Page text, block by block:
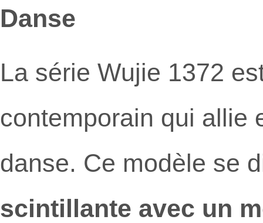
Danse
La série Wujie 1372
contemporain qui allie
danse. Ce modèle se
scintillante avec un